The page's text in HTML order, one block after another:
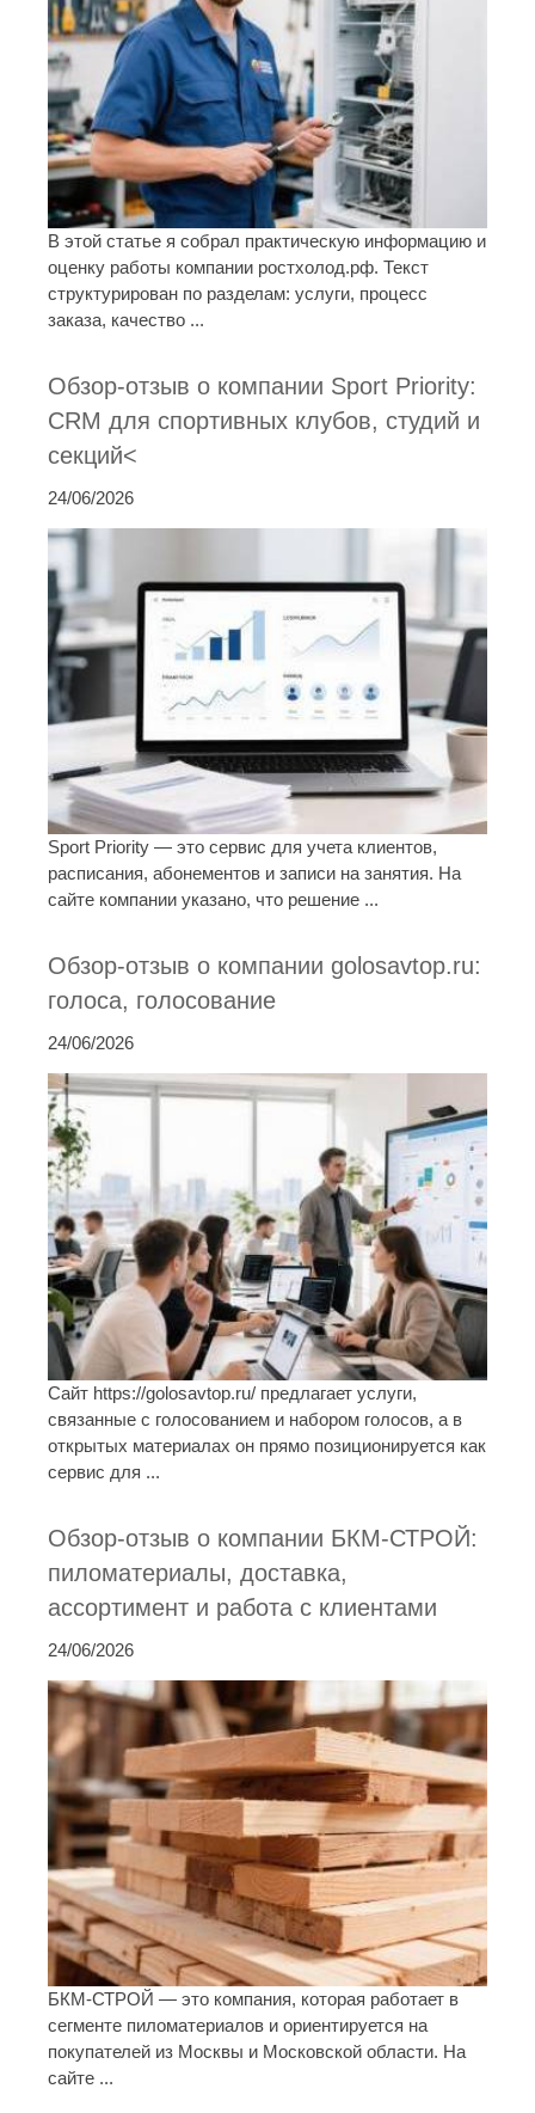
В этой статье я собрал практическую информацию и
оценку работы компании ростхолод.рф. Текст
структурирован по разделам: услуги, процесс
заказа, качество ...
Обзор-отзыв о компании Sport Priority:
CRM для спортивных клубов, студий и
секций<
24/06/2026
Sport Priority — это сервис для учета клиентов,
расписания, абонементов и записи на занятия. На
сайте компании указано, что решение ...
Обзор-отзыв о компании golosavtop.ru:
голоса, голосование
24/06/2026
Сайт https://golosavtop.ru/ предлагает услуги,
связанные с голосованием и набором голосов, а в
открытых материалах он прямо позиционируется как
сервис для ...
Обзор-отзыв о компании БКМ-СТРОЙ:
пиломатериалы, доставка,
ассортимент и работа с клиентами
24/06/2026
БКМ-СТРОЙ — это компания, которая работает в
сегменте пиломатериалов и ориентируется на
покупателей из Москвы и Московской области. На
сайте ...